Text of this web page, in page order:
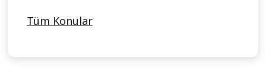
Tüm Konular